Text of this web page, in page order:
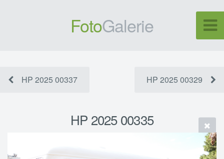
FotoGalerie
HP 2025 00337 HP 2025 00329
HP 2025 00335